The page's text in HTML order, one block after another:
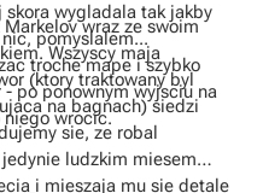
wygladala tak jakby
pomyslalem...
troche mape i szybko
po ponownym wyjsciu na
niego wrocic.
wraz ze swoim
Wszyscy maja
(ktory traktowany byl
na bagnach) siedzi
sie, ze robal
ludzkim miesem
i mieszaja mu sie detale